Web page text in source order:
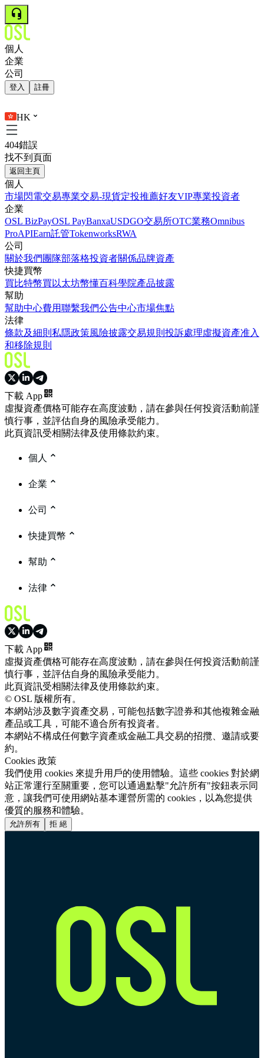
個人
企業
公司
登入 註冊
HK
404錯誤
找不到頁面
返回主頁
個人
市場閃電交易專業交易-現貨定投推薦好友VIP專業投資者
企業
OSL BizPayOSL PayBanxaUSDGO交易所OTC業務Omnibus
ProAPIEarn託管TokenworksRWA
公司
關於我們 團隊部落格投資者關係品牌資產
快捷買幣
買比特幣買以太坊幣懂百科學院產品披露
幫助
幫助中心費用聯繫我們公告中心市場焦點
法律
條款及細則 私隱政策風險披露交易規則 投訴處理虛擬資產准入
和移除規則
下載 App
虛擬資產價格可能存在高度波動，請在參與任何投資活動前謹
慎行事，並評估自身的風險承受能力。
此頁資訊受相關法律及使用條款約束。
個人
企業
公司
快捷買幣
幫助
法律
下載 App
虛擬資產價格可能存在高度波動，請在參與任何投資活動前謹
慎行事，並評估自身的風險承受能力。
此頁資訊受相關法律及使用條款約束。
© OSL 版權所有。
本網站涉及數字資產交易，可能包括數字證券和其他複雜金融
產品或工具，可能不適合所有投資者。
本網站不構成任何數字資產或金融工具交易的招攬、邀請或要
約。
Cookies 政策
我們使用 cookies 來提升用戶的使用體驗。這些 cookies 對於網
站正常運行至關重要，您可以通過點擊"允許所有"按鈕表示同
意，讓我們可使用網站基本運營所需的 cookies，以為您提供
優質的服務和體驗。
允許所有 拒 絕